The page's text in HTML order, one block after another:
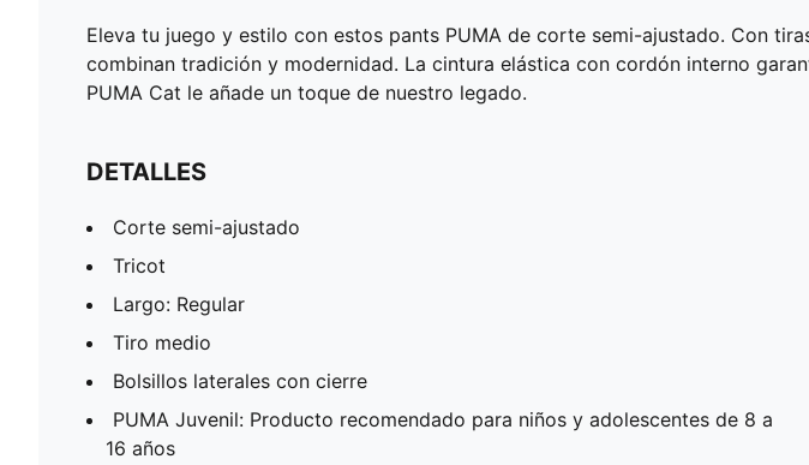
Eleva tu juego y estilo con estos pants PUMA de corte semi-ajustado. Con
combinan tradición y modernidad. La cintura elástica con cordón interno
PUMA Cat le añade un toque de nuestro legado.
DETALLES
Corte semi-ajustado
Tricot
Largo: Regular
Tiro medio
Bolsillos laterales con cierre
PUMA Juvenil: Producto recomendado para niños y adolescentes de 8 a
16 años